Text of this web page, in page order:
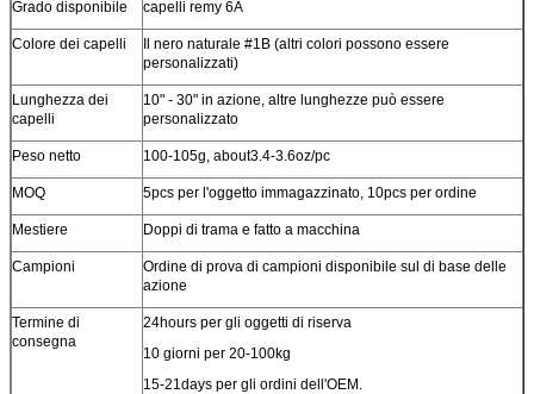
Grado disponibile capelli remy 6A
Colore dei capelli
Il nero naturale #1B (altri colori possono essere
personalizzati)
Lunghezza dei
capelli
10" - 30" in azione, altre lunghezze può essere
personalizzato
Peso netto 100-105g, about3.4-3.6oz/pc
MOQ 5pcs per l'oggetto immagazzinato, 10pcs per ordine
Mestiere Doppi di trama e fatto a macchina
Campioni
Ordine di prova di campioni disponibile sul di base delle
azione
Termine di
consegna
24hours per gli oggetti di riserva
10 giorni per 20-100kg
15-21days per gli ordini dell'OEM.